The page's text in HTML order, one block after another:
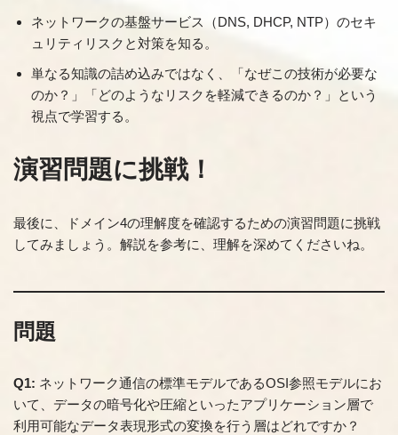
ネットワークの基盤サービス（DNS, DHCP, NTP）のセキ
ュリティリスクと対策を知る。
単なる知識の詰め込みではなく、「なぜこの技術が必要な
のか？」「どのようなリスクを軽減できるのか？」という
視点で学習する。
演習問題に挑戦！
最後に、ドメイン4の理解度を確認するための演習問題に挑戦
してみましょう。解説を参考に、理解を深めてくださいね。
問題
Q1: ネットワーク通信の標準モデルであるOSI参照モデルにお
いて、データの暗号化や圧縮といったアプリケーション層で
利用可能なデータ表現形式の変換を行う層はどれですか？